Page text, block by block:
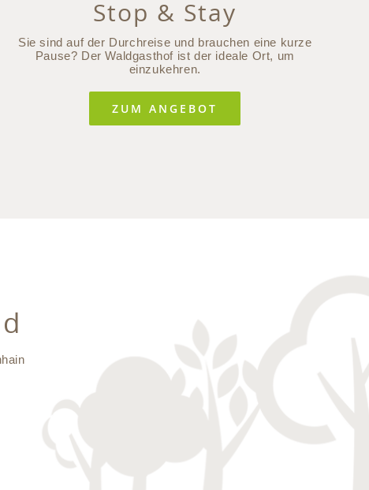
Stop & Stay
Sie sind auf der Durchreise und brauchen eine kurze
Pause? Der Waldgasthof ist der ideale Ort, um
einzukehren.
ZUM ANGEBOT